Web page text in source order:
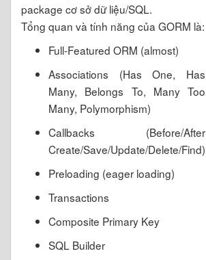
package cơ sở dữ liệu/SQL.
Tổng quan và tính năng của GORM là:
Full-Featured ORM (almost)
Associations (Has One, Has
Many, Belongs To, Many Too
Many, Polymorphism)
Callbacks (Before/After
Create/Save/Update/Delete/Find)
Preloading (eager loading)
Transactions
Composite Primary Key
SQL Builder